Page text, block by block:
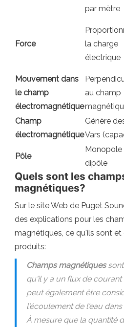
par mètre
Force
la charge
électrique
Mouvement dans
le champ
électromagnétique
au champ
Champ
électromagnétique
Génère
Vars
Pôle
Monopole
dipôle
Quels sont les
magnétiques?
Sur le site Web de Puget
des explications pour les
magnétiques, ce qu'ils sont
produits:
Champs magnétiquessont
qu'il y a un flux de courant
peut également être
l'écoulement de l'eau
À mesure que la quantité